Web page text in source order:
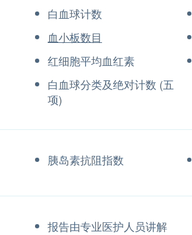
白血球计数
血小板数目
红细胞平均血红素
白血球分类及绝对计数 (五
项)
胰岛素抗阻指数
报告由专业医护人员讲解